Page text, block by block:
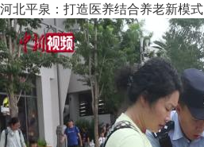
河北平泉：打造医养结合养老新模式